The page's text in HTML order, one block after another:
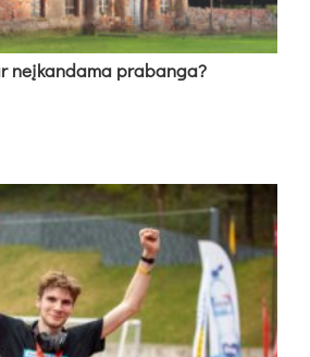
neį­kan­da­ma pra­ban­ga?